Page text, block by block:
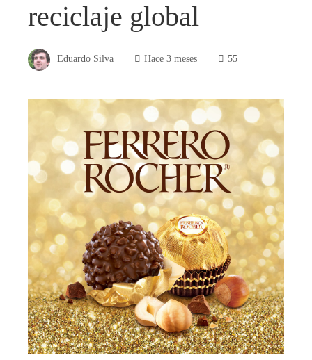
reciclaje global
Eduardo Silva Hace 3 meses 55